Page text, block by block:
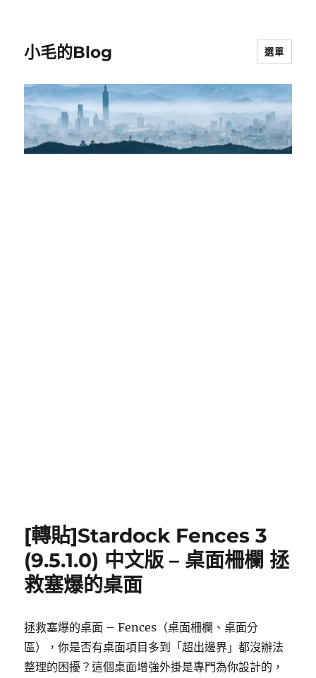
小毛的Blog 選單
[轉貼]Stardock Fences 3
(9.5.1.0) 中文版 – 桌面柵欄 拯
救塞爆的桌面
拯救塞爆的桌面 – Fences（桌面柵欄、桌面分
區），你是否有桌面項目多到「超出邊界」都沒辦法
整理的困擾？這個桌面增強外掛是專門為你設計的，